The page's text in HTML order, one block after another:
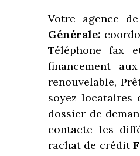
Votre agence
Générale:
Téléphone fax
financement
renouvelable,
soyez locataires
dossier de
contacte les
rachat de crédit